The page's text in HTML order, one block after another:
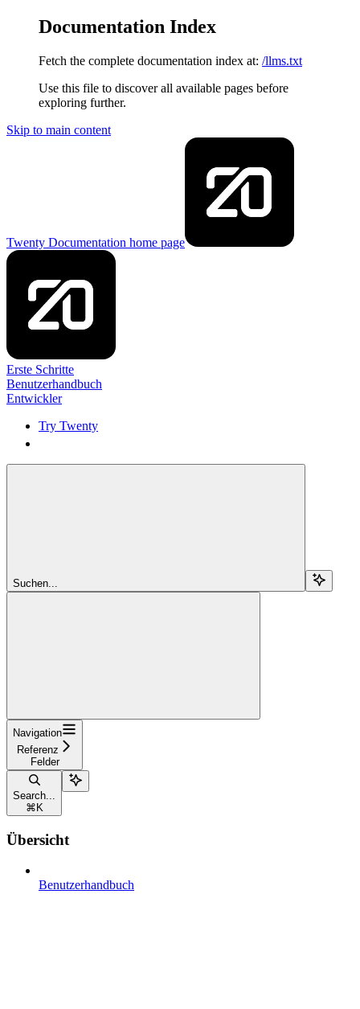
Documentation Index
Fetch the complete documentation index at: /llms.txt
Use this file to discover all available pages before
exploring further.
Skip to main content
Twenty Documentation home page
Erste Schritte
Benutzerhandbuch
Entwickler
Try Twenty
Suchen...
Navigation
Referenz
Felder
Search...
⌘ K
Übersicht
Benutzerhandbuch